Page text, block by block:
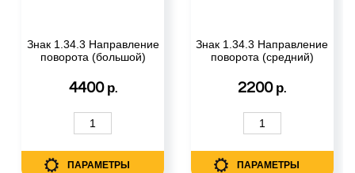
Знак 1.34.3 Направление
поворота (большой)
4400 р.
ПАРАМЕТРЫ
Знак 1.34.3 Направление
поворота (средний)
2200 р.
ПАРАМЕТРЫ